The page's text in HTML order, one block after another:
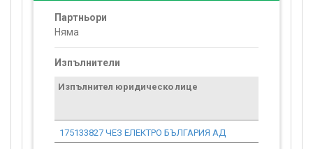
Партньори
Няма
Изпълнители
Изпълнител юридическо лице
175133827 ЧЕЗ ЕЛЕКТРО БЪЛГАРИЯ АД